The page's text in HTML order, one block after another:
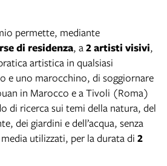
permette, mediante
di residenza, a2 artisti visivi,
artistica in qualsiasi
e uno marocchino, di soggiornare
in Marocco e a Tivoli (Roma)
di ricerca sui temi della natura, del
dei giardini e dell’acqua, senza
utilizzati, per la durata di 2